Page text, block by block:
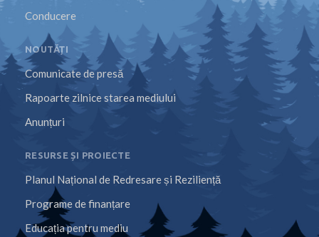
Conducere
NOUTĂȚI
Comunicate de presă
Rapoarte zilnice starea mediului
Anunțuri
RESURSE ȘI PROIECTE
Planul Național de Redresare și Reziliență
Programe de finanțare
Educația pentru mediu